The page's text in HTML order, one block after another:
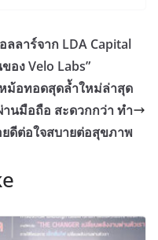
ลลาร์จาก LDA Capital
อง Velo Labs”
ม้อทอดสุดล้ำใหม่ล่าสุด
นมือถือ สะดวกกว่า ทำ
ดีต่อใจสบายต่อสุขภาพ